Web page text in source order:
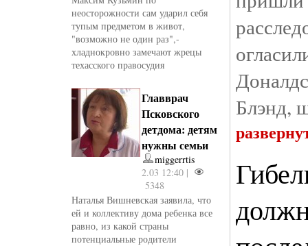
неосторожности сам ударил себя
тупым предметом в живот,
"возможно не один раз",-
хладнокровно замечают жрецы
техасского правосудия
Главврач
Псковского
детдома: детям
нужны семьи
miggerrtis
2.03 12:40 |
5348
Наталья Вишневская заявила, что
ей и коллективу дома ребенка все
равно, из какой страны
потенциальные родители
Блэнд,